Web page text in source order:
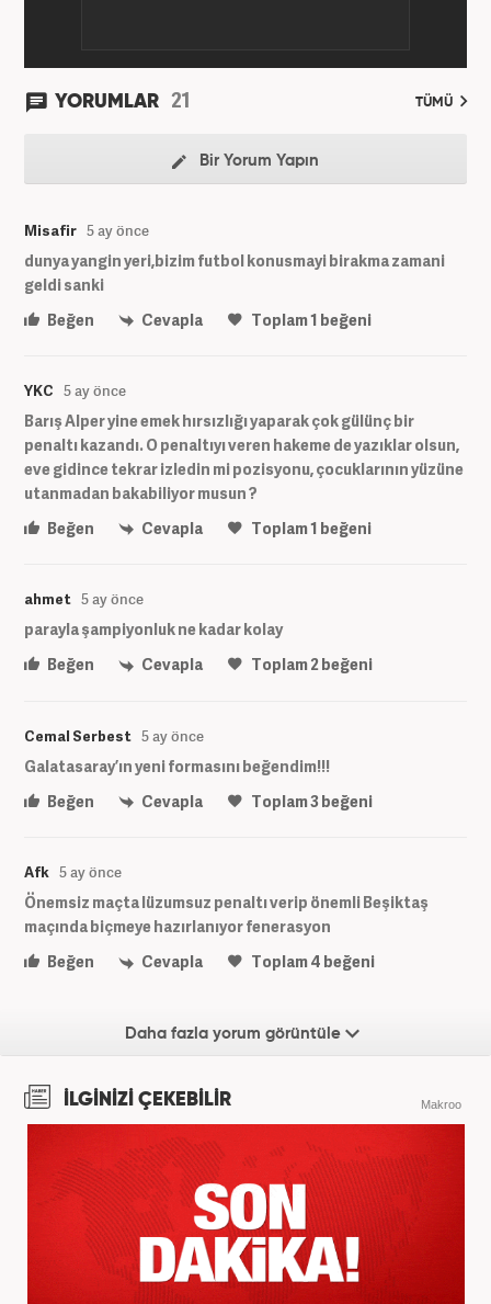
YORUMLAR 21 TÜMÜ
Bir Yorum Yapın
Misafir 5 ay önce
dunya yangin yeri,bizim futbol konusmayi birakma zamani
geldi sanki
Beğen
Cevapla Toplam1 beğeni
YKC 5 ay önce
Barış Alper yine emek hırsızlığı yaparak çok gülünç bir
penaltı kazandı. O penaltıyı veren hakeme de yazıklar olsun,
eve gidince tekrar izledin mi pozisyonu, çocuklarının yüzüne
utanmadan bakabiliyor musun ?
Beğen
Cevapla Toplam1 beğeni
ahmet 5 ay önce
parayla şampiyonluk ne kadar kolay
Beğen
Cevapla Toplam2beğeni
Cemal Serbest 5 ay önce
Galatasaray’ın yeni formasını beğendim!!!
Beğen
Cevapla Toplam3beğeni
Afk 5 ay önce
Önemsiz maçta lüzumsuz penaltı verip önemli Beşiktaş
maçında biçmeye hazırlanıyor fenerasyon
Beğen
Cevapla Toplam4 beğeni
Daha fazla yorum görüntüle
İLGİNİZİ ÇEKEBİLİR Makroo